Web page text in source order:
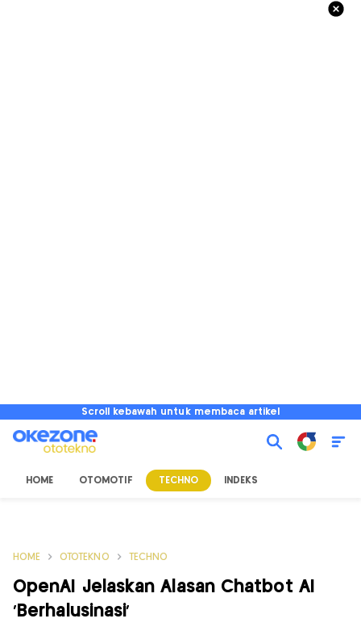
Scroll kebawah untuk membaca artikel
HOME OTOMOTIF TECHNO INDEKS
HOME OTOTEKNO TECHNO
OpenAI Jelaskan Alasan Chatbot AI
'Berhalusinasi'